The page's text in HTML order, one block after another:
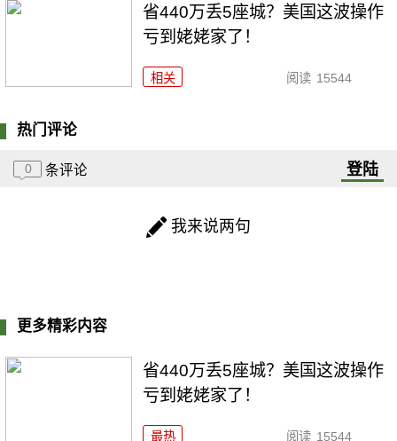
省440万丢5座城？美国这波操作
亏到姥姥家了！
相关 阅读 15544
热门评论
0 条评论 登陆
我来说两句
更多精彩内容
省440万丢5座城？美国这波操作
亏到姥姥家了！
最热 阅读 15544